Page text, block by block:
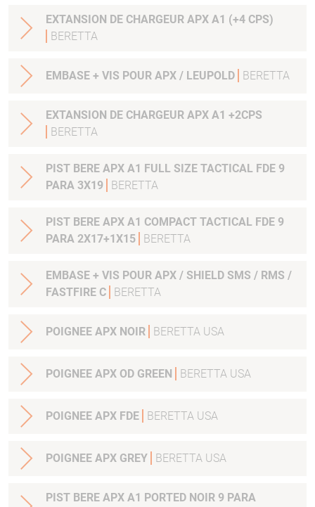
EXTANSION DE CHARGEUR APX A1 (+4 CPS)
BERETTA
EMBASE + VIS POUR APX / LEUPOLD BERETTA
EXTANSION DE CHARGEUR APX A1 +2CPS
BERETTA
PIST BERE APX A1 FULL SIZE TACTICAL FDE 9
PARA 3X19
BERETTA
PIST BERE APX A1 COMPACT TACTICAL FDE 9
PARA 2X17+1X15
BERETTA
EMBASE + VIS POUR APX / SHIELD SMS / RMS /
FASTFIRE C
BERETTA
POIGNEE APX NOIR BERETTA USA
POIGNEE APX OD GREEN BERETTA USA
POIGNEE APX FDE BERETTA USA
POIGNEE APX GREY BERETTA USA
PIST BERE APX A1 PORTED NOIR 9 PARA